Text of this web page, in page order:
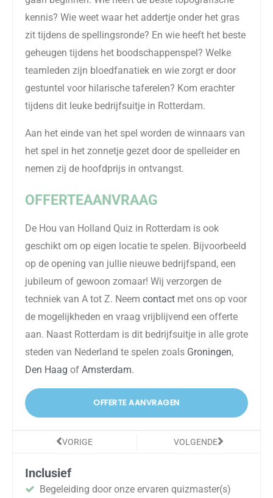
kennis? Wie weet waar het addertje onder het gras
zit tijdens de spellingsronde? En wie heeft het beste
geheugen tijdens het boodschappenspel? Welke
teamleden zijn bloedfanatiek en wie zorgt er door
gestuntel voor hilarische taferelen? Kom erachter
tijdens dit leuke bedrijfsuitje in Rotterdam.
Aan het einde van het spel worden de winnaars van
het spel in het zonnetje gezet door de spelleider en
nemen zij de hoofdprijs in ontvangst.
OFFERTEAANVRAAG
De Hou van Holland Quiz in Rotterdam is ook
geschikt om op eigen locatie te spelen. Bijvoorbeeld
op de opening van jullie nieuwe bedrijfspand, een
jubileum of gewoon zomaar! Wij verzorgen de
techniek van A tot Z. Neem contact met ons op voor
de mogelijkheden en vraag vrijblijvend een offerte
aan. Naast Rotterdam is dit bedrijfsuitje in alle grote
steden van Nederland te spelen zoals Groningen,
Den Haag of Amsterdam.
OFFERTE AANVRAGEN
Vorige
VORIGE VOLGENDEVolgende
Inclusief
Begeleiding door onze ervaren quizmaster(s)